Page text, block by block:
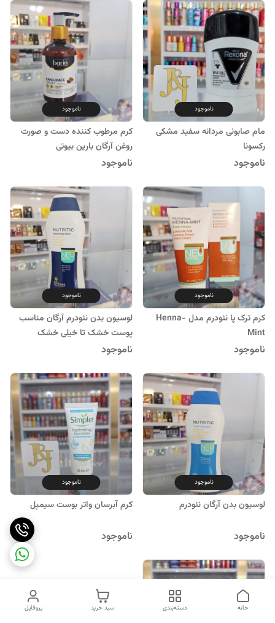
ناموجود
مام صابونی مردانه سفید مشکی
رکسونا
ناموجود
ناموجود
کرم مرطوب کننده دست و صورت
روغن آرگان بارین بیوتی
ناموجود
ناموجود
کرم ترک پا نئودرم مدل Henna-
Mint
ناموجود
ناموجود
لوسیون بدن نئودرم آرگان مناسب
پوست خشک تا خیلی خشک
400میل نئودرم
ناموجود
ناموجود
لوسیون بدن آرگان نئودرم
ناموجود
ناموجود
کرم آبرسان واتر بوست سیمپل
ناموجود
پروفایل سبد خرید دسته‌بندی خانه